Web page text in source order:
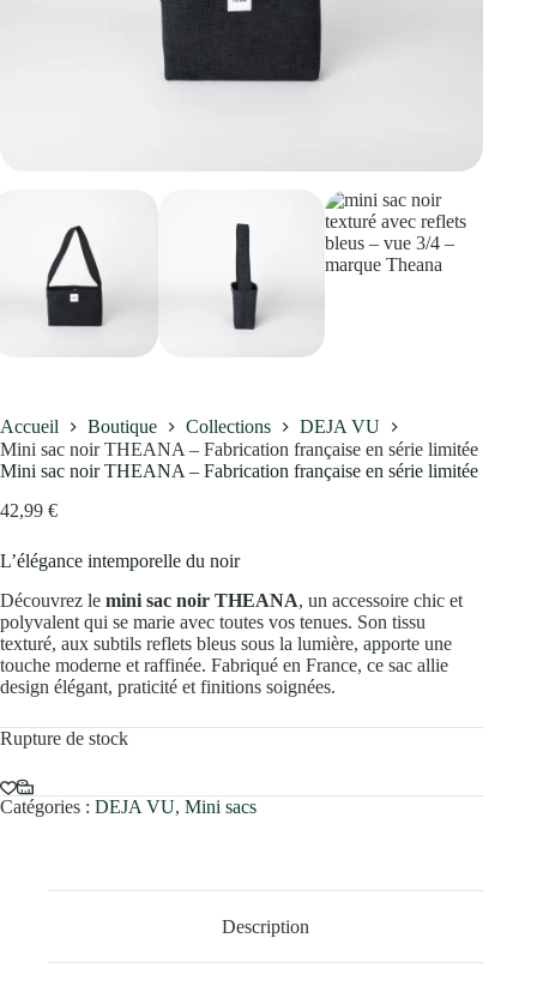
Accueil Boutique Collections
DEJA VU
Mini sac noir THEANA – Fabrication française en série limitée
Mini sac noir THEANA – Fabrication française en série limitée
42,99 €
L’élégance intemporelle du noir
Découvrez le mini sac noir THEANA, un accessoire chic et
polyvalent qui se marie avec toutes vos tenues. Son tissu
texturé, aux subtils reflets bleus sous la lumière, apporte une
touche moderne et raffinée. Fabriqué en France, ce sac allie
design élégant, praticité et finitions soignées.
Rupture de stock
Catégories : DEJA VU, Mini sacs
Description